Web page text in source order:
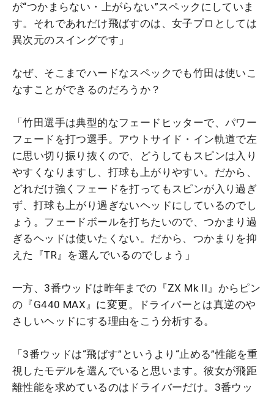
が“つかまらない・上がらない”スペックにしていま
す。それであれだけ飛ばすのは、女子プロとしては
異次元のスイングです」
なぜ、そこまでハードなスペックでも竹田は使いこ
なすことができるのだろうか？
「竹田選手は典型的なフェードヒッターで、パワー
フェードを打つ選手。アウトサイド・イン軌道で左
に思い切り振り抜くので、どうしてもスピンは入り
やすくなりますし、打球も上がりやすい。だから、
どれだけ強くフェードを打ってもスピンが入り過ぎ
ず、打球も上がり過ぎないヘッドにしているのでし
ょう。フェードボールを打ちたいので、つかまり過
ぎるヘッドは使いたくない。だから、つかまりを抑
えた『TR』を選んでいるのでしょう」
一方、3番ウッドは昨年までの『ZX Mk II』からピン
の『G440 MAX』に変更。ドライバーとは真逆のや
さしいヘッドにする理由をこう分析する。
「3番ウッドは“飛ばす”というより“止める”性能を重
視したモデルを選んでいると思います。彼女が飛距
離性能を求めているのはドライバーだけ。3番ウッ